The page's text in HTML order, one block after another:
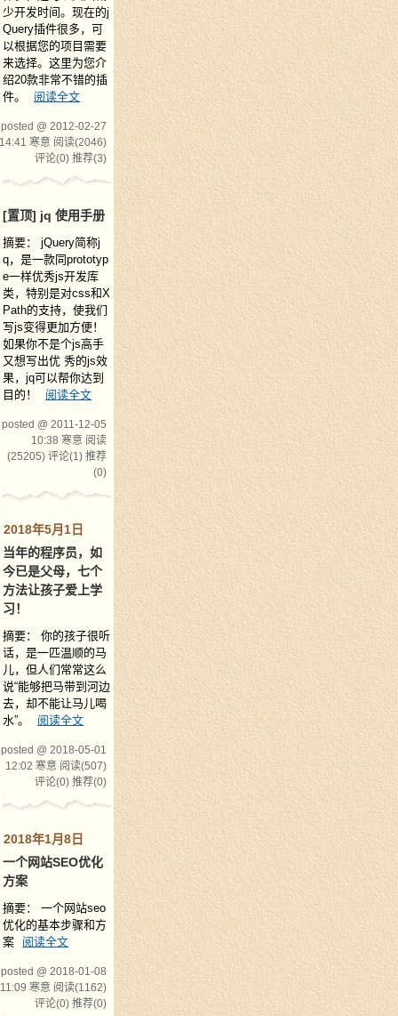
少开发时间。现在的j
Query插件很多，可
以根据您的项目需要
来选择。这里为您介
绍20款非常不错的插
件。
阅读全文
posted @ 2012-02-27
寒意 阅读(2046)
评论(0) 推荐(3)
[置顶] jq 使用手册
摘要： jQuery简称j
q，是一款同prototyp
e一样优秀js开发库
类，特别是对css和X
Path的支持，使我们
写js变得更加方便！
如果你不是个js高手
又想写出优 秀的js效
果，jq可以帮你达到
目的！
阅读全文
posted @ 2011-12-05
10:38 寒意 阅读
(25205) 评论(1) 推荐
(0)
2018年5月1日
当年的程序员，如
今已是父母，七个
方法让孩子爱上学
习！
摘要： 你的孩子很听
话，是一匹温顺的马
儿，但人们常常这么
说“能够把马带到河边
去，却不能让马儿喝
水”。
阅读全文
posted @ 2018-05-01
12:02 寒意 阅读(507)
评论(0) 推荐(0)
2018年1月8日
一个网站SEO优化
方案
摘要： 一个网站seo
优化的基本步骤和方
案
阅读全文
posted @ 2018-01-08
11:09 寒意 阅读(1162)
评论(0) 推荐(0)